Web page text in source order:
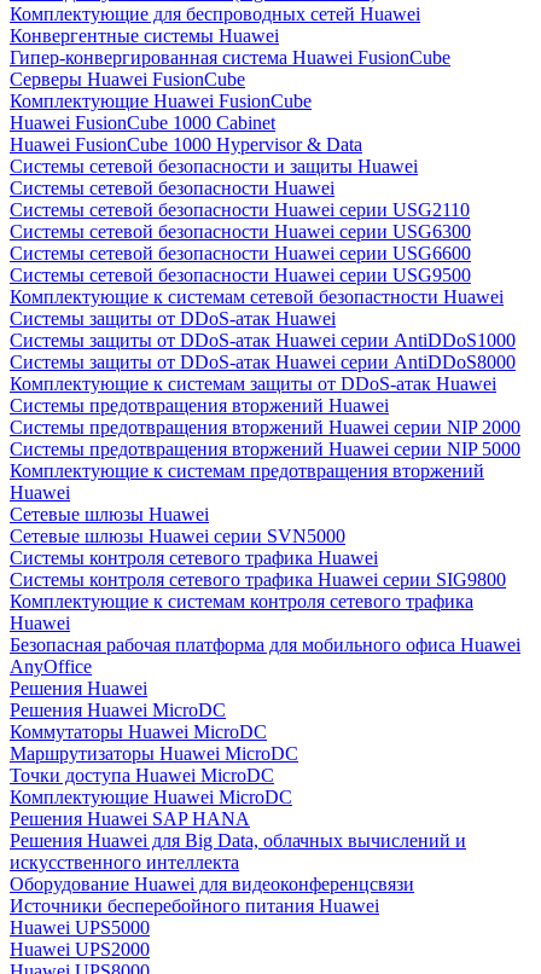
Комплектующие для беспроводных сетей Huawei
Конвергентные системы Huawei
Гипер-конвергированная система Huawei FusionCube
Серверы Huawei FusionCube
Комплектующие Huawei FusionCube
Huawei FusionCube 1000 Cabinet
Huawei FusionCube 1000 Hypervisor & Data
Системы сетевой безопасности и защиты Huawei
Системы сетевой безопасности Huawei
Системы сетевой безопасности Huawei серии USG2110
Системы сетевой безопасности Huawei серии USG6300
Системы сетевой безопасности Huawei серии USG6600
Системы сетевой безопасности Huawei серии USG9500
Комплектующие к системам сетевой безопастности Huawei
Системы защиты от DDoS-атак Huawei
Системы защиты от DDoS-атак Huawei серии AntiDDoS1000
Системы защиты от DDoS-атак Huawei серии AntiDDoS8000
Комплектующие к системам защиты от DDoS-атак Huawei
Системы предотвращения вторжений Huawei
Системы предотвращения вторжений Huawei серии NIP 2000
Системы предотвращения вторжений Huawei серии NIP 5000
Комплектующие к системам предотвращения вторжений
Huawei
Сетевые шлюзы Huawei
Сетевые шлюзы Huawei серии SVN5000
Системы контроля сетевого трафика Huawei
Системы контроля сетевого трафика Huawei серии SIG9800
Комплектующие к системам контроля сетевого трафика
Huawei
Безопасная рабочая платформа для мобильного офиса Huawei
AnyOffice
Решения Huawei
Решения Huawei MicroDC
Коммутаторы Huawei MicroDC
Маршрутизаторы Huawei MicroDC
Точки доступа Huawei MicroDC
Комплектующие Huawei MicroDC
Решения Huawei SAP HANA
Решения Huawei для Big Data, облачных вычислений и
искусственного интеллекта
Оборудование Huawei для видеоконференцсвязи
Источники бесперебойного питания Huawei
Huawei UPS5000
Huawei UPS2000